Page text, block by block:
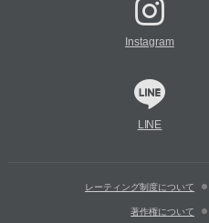
Instagram
LINE
レーティング制度について
著作権について